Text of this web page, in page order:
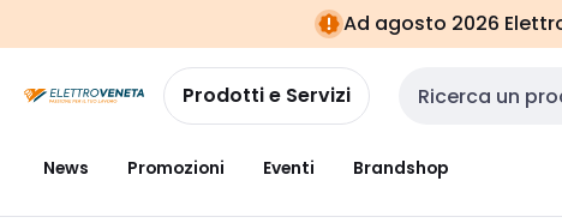
navigazionealla
pagina
Ad agosto 2026
Prodotti e Servizi Cerca input
News Promozioni Eventi Brandshop